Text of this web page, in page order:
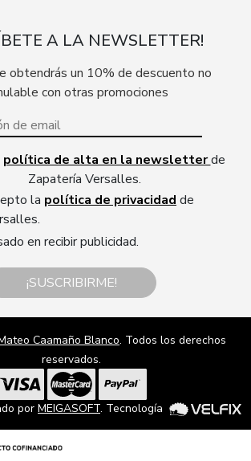
A LA NEWSLETTER!
obtendrás un 10% de descuento no
con otras promociones
política de alta en la newsletterde
Zapatería Versalles.
la política de privacidad de
en recibir publicidad.
¡SUSCRIBIRME!
Caamaño Blanco. Todos los derechos
reservados.
por MEIGASOFT. Tecnología